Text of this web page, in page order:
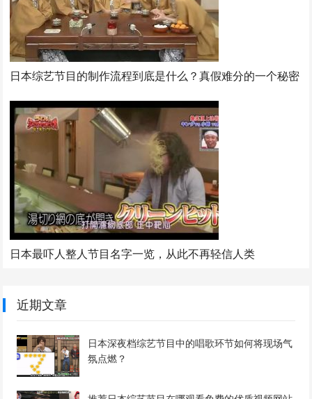
日本综艺节目的制作流程到底是什么？真假难分的一个秘密
日本最吓人整人节目名字一览，从此不再轻信人类
近期文章
日本深夜档综艺节目中的唱歌环节如何将现场气
氛点燃？